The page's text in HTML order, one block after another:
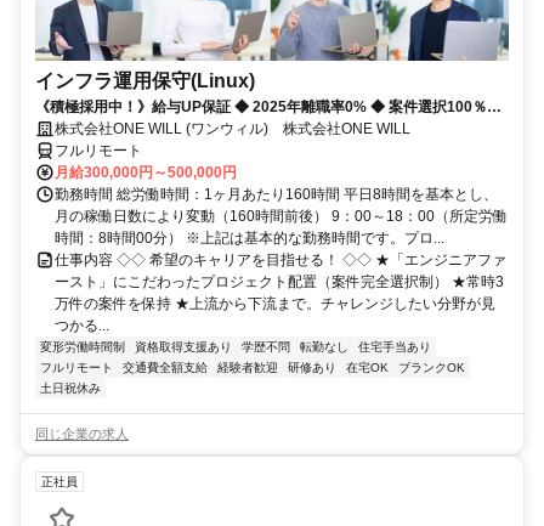
インフラ運用保守(Linux)
《積極採用中！》給与UP保証 ◆ 2025年離職率0% ◆ 案件選択100％！
◆ 平均残業7時間！
株式会社ONE WILL (ワンウィル) 株式会社ONE WILL
フルリモート
月給300,000円～500,000円
勤務時間 総労働時間：1ヶ月あたり160時間 平日8時間を基本とし、
月の稼働日数により変動（160時間前後） 9：00～18：00（所定労働
時間：8時間00分） ※上記は基本的な勤務時間です。プロ...
仕事内容 ◇◇ 希望のキャリアを目指せる！ ◇◇ ★「エンジニアファ
ースト」にこだわったプロジェクト配置（案件完全選択制） ★常時3
万件の案件を保持 ★上流から下流まで。チャレンジしたい分野が見
つかる...
変形労働時間制 資格取得支援あり 学歴不問 転勤なし
住宅手当あり
フルリモート
交通費全額支給 経験者歓迎 研修あり 在宅OK
ブランクOK
土日祝休み
同じ企業の求人
正社員